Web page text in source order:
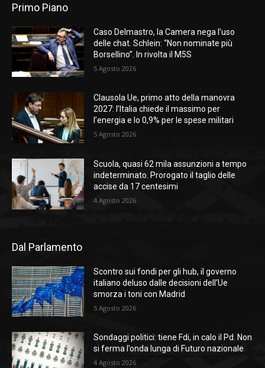
Primo Piano
Caso Delmastro, la Camera nega l’uso
delle chat. Schlein: “Non nominate più
Borsellino”. In rivolta il M5S
5 Agosto 2026
Clausola Ue, primo atto della manovra
2027: l’Italia chiede il massimo per
l’energia e lo 0,9% per le spese militari
5 Agosto 2026
Scuola, quasi 62 mila assunzioni a tempo
indeterminato. Prorogato il taglio delle
accise da 17 centesimi
4 Agosto 2026
Dal Parlamento
Scontro sui fondi per gli hub, il governo
italiano deluso dalle decisioni dell’Ue
smorza i toni con Madrid
5 Agosto 2026
Sondaggi politici: tiene Fdi, in calo il Pd. Non
si ferma l’onda lunga di Futuro nazionale
4 Agosto 2026